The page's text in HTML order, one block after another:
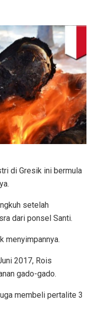
di Gresik ini bermula
setelah
dari ponsel Santi.
menyimpannya.
2017, Rois
gado-gado.
membeli pertalite 3